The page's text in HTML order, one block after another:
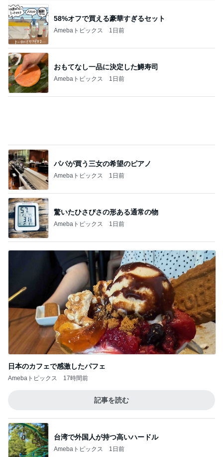
美奈代 時間なくMARNIで焼菓子
Amebaトピックス 12時間前
ラーメン屋で〆の限定チリトマト
Amebaトピックス 1日前
25周年デザインの無料コースター
Amebaトピックス 1日前
高校受験のためバッサリ切った長い髪
Amebaトピックス 16時間前
記事を読む
Amebaトピックス 1日前
堀ちえみの夫 納豆喜多方ラーメン
Amebaトピックス 1日前